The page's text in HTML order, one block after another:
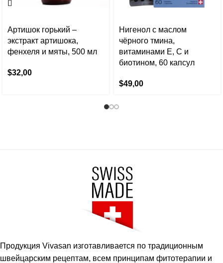
Артишок горький –
экстракт артишока,
фенхеля и мяты, 500 мл
$32,00
Нигенол с маслом
чёрного тмина,
витаминами E, C и
биотином, 60 капсул
$49,00
Продукция Vivasan изготавливается по традиционным
швейцарским рецептам, всем принципам фитотерапии и